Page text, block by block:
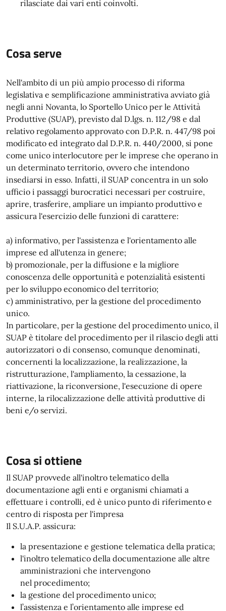
rilasciate dai vari enti coinvolti.
Cosa serve
Nell'ambito di un più ampio processo di riforma
legislativa e semplificazione amministrativa avviato già
negli anni Novanta, lo Sportello Unico per le Attività
Produttive (SUAP), previsto dal D.lgs. n. 112/98 e dal
relativo regolamento approvato con D.P.R. n. 447/98 poi
modificato ed integrato dal D.P.R. n. 440/2000, si pone
come unico interlocutore per le imprese che operano in
un determinato territorio, ovvero che intendono
insediarsi in esso. Infatti, il SUAP concentra in un solo
ufficio i passaggi burocratici necessari per costruire,
aprire, trasferire, ampliare un impianto produttivo e
assicura l'esercizio delle funzioni di carattere:
a) informativo, per l'assistenza e l'orientamento alle
imprese ed all'utenza in genere;
b) promozionale, per la diffusione e la migliore
conoscenza delle opportunità e potenzialità esistenti
per lo sviluppo economico del territorio;
c) amministrativo, per la gestione del procedimento
unico.
In particolare, per la gestione del procedimento unico, il
SUAP è titolare del procedimento per il rilascio degli atti
autorizzatori o di consenso, comunque denominati,
concernenti la localizzazione, la realizzazione, la
ristrutturazione, l'ampliamento, la cessazione, la
riattivazione, la riconversione, l'esecuzione di opere
interne, la rilocalizzazione delle attività produttive di
beni e/o servizi.
Cosa si ottiene
Il SUAP provvede all'inoltro telematico della
documentazione agli enti e organismi chiamati a
effettuare i controlli, ed è unico punto di riferimento e
centro di risposta per l'impresa
Il S.U.A.P. assicura:
la presentazione e gestione telematica della pratica;
l'inoltro telematico della documentazione alle altre
amministrazioni che intervengono
nel procedimento;
la gestione del procedimento unico;
l’assistenza e l’orientamento alle imprese ed